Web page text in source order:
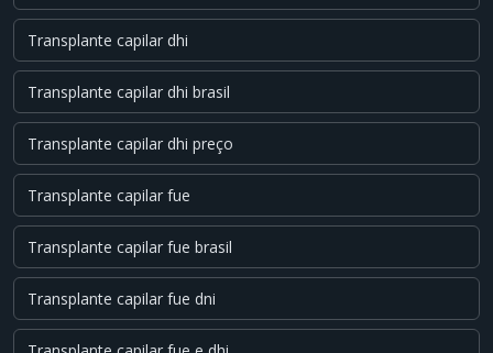
Transplante capilar dhi
Transplante capilar dhi brasil
Transplante capilar dhi preço
Transplante capilar fue
Transplante capilar fue brasil
Transplante capilar fue dni